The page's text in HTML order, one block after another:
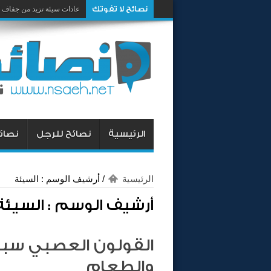
نصائح لا تفوتك عادات سيئة تزيد من جفاف
الرئيسية نصائح للرجل
الرئيسية / أرشيف الوسم : السيئة
أرشيف الوسم :
القولون العصبي
والطعام